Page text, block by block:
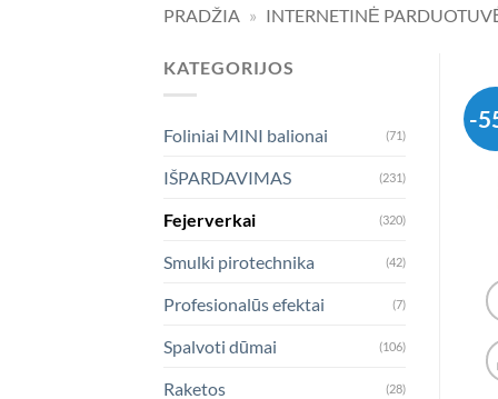
PRADŽIA » INTERNETINĖ
KATEGORIJOS
Foliniai MINI balionai (71)
IŠPARDAVIMAS (231)
Fejerverkai (320)
Smulki pirotechnika (42)
Profesionalūs efektai (7)
Spalvoti dūmai (106)
Raketos (28)
-